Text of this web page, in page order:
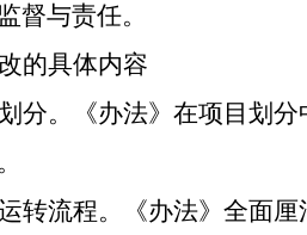
督与责任。
的具体内容
分。
《办法》在项目划
转流程。
《办法》全面